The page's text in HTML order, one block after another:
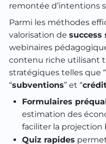
remontée d’intentions
Parmi les méthodes
valorisation de success
webinaires
contenu riche utilisant
stratégiques telles que “
“subventions” et “
Formulaires
estimation des
faciliter la projection
Quiz rapides